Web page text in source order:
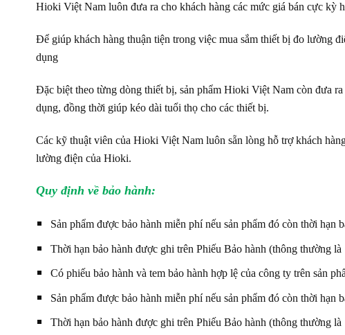
Hioki Việt Nam luôn đưa ra cho khách hàng các mức giá bán cực kỳ
Để giúp khách hàng thuận tiện trong việc mua sắm thiết bị đo lường
dụng
Đặc biệt theo từng dòng thiết bị, sản phẩm Hioki Việt Nam còn đưa
dụng, đồng thời giúp kéo dài tuổi thọ cho các thiết bị.
Các kỹ thuật viên của Hioki Việt Nam luôn sẵn lòng hỗ trợ khách
lường điện của Hioki.
Quy định về bảo hành:
Sản phẩm được bảo hành miễn phí nếu sản phẩm đó còn thời hạn
Thời hạn bảo hành được ghi trên Phiếu Bảo hành (thông thường
Có phiếu bảo hành và tem bảo hành hợp lệ của công ty trên sản
Sản phẩm được bảo hành miễn phí nếu sản phẩm đó còn thời hạn
Thời hạn bảo hành được ghi trên Phiếu Bảo hành (thông thường